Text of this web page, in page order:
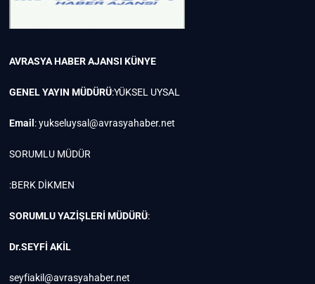
AVRASYA HABER AJANSIKÜNYE
GENEL YAYIN MÜDÜRÜ:YÜKSEL UYSAL
Email :yukseluysal@avrasyahaber.net
SORUMLU MÜDÜR
:BERK DİKMEN
SORUMLU YAZİŞLERİ MÜDÜRÜ:
Dr.SEYFİ AKİL
seyfiakil@avrasyahaber.net